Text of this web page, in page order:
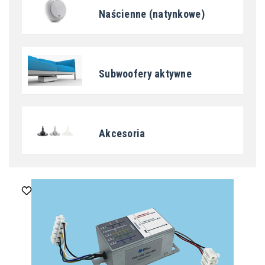
Naścienne (natynkowe)
Subwoofery aktywne
Akcesoria